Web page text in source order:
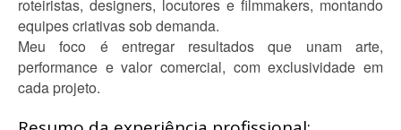
roteiristas, designers, locutores e filmmakers, montando
equipes criativas sob demanda.
Meu foco é entregar resultados que unam arte,
performance e valor comercial, com exclusividade em
cada projeto.